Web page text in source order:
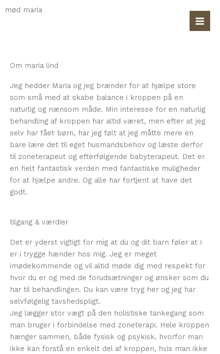
mød maria
Om maria lind
Jeg hedder Maria og jeg brænder for at hjælpe store
som små med at skabe balance i kroppen på en
naturlig og nænsom måde. Min interesse for en naturlig
behandling af kroppen har altid været, men efter at jeg
selv har fået børn, har jeg følt at jeg måtte mere en
bare lære det til eget husmandsbehov og læste derfor
til zoneterapeut og efterfølgende babyterapeut. Det er
en helt fantastisk verden med fantastiske muligheder
for at hjælpe andre. Og alle har fortjent at have det
godt.
tilgang & værdier
Det er yderst vigtigt for mig at du og dit barn føler at I
er i trygge hænder hos mig. Jeg er meget
imødekommende og vil altid møde dig med respekt for
hvor du er og med de forudsætninger og ønsker som du
har til behandlingen. Du kan være tryg her og jeg har
selvfølgelig tavshedspligt.
Jeg lægger stor vægt på den holistiske tankegang som
man bruger i forbindelse med zoneterapi. Hele kroppen
hænger sammen, både fysisk og psykisk, hvorfor man
ikke kan forstå en enkelt del af kroppen, hvis man ikke